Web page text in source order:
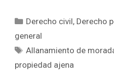
Categorías
Derecho civil, Derecho
general
Etiquetas
Allanamiento de
propiedad ajena